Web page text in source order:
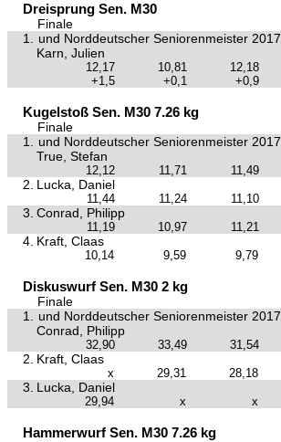
Dreisprung Sen. M30
Finale
1.
und Norddeutscher Seniorenmeister 2017
Karn, Julien
12,17 10,81 12,18
+1,5
+0,1 +0,9
Kugelstoß Sen. M30 7.26 kg
Finale
1.
und Norddeutscher Seniorenmeister 2017
True, Stefan
12,12 11,71 11,49
2. Lucka, Daniel
11,44 11,24 11,10
3. Conrad, Philipp
11,19 10,97 11,21
4. Kraft, Claas
10,14 9,59 9,79
Diskuswurf Sen. M30 2 kg
Finale
1.
und Norddeutscher Seniorenmeister 2017
Conrad, Philipp
32,90 33,49 31,54
2. Kraft, Claas
x 29,31 28,18
3. Lucka, Daniel
29,94 x x
Hammerwurf Sen. M30 7.26 kg